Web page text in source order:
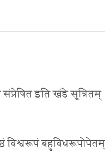
संप्रेषित इति खंडे
विश्वरूपं